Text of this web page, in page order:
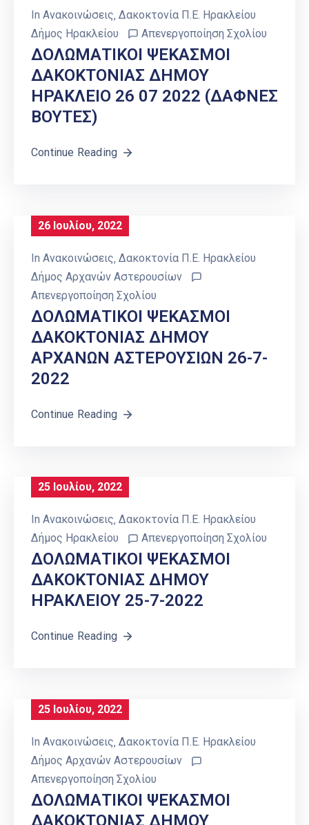
In Ανακοινώσεις Δακοκτονία Π.Ε. Ηρακλείου
Δήμος Ηρακλείου
Απενεργοποίηση Σχολίου
ΔΟΛΩΜΑΤΙΚΟΙ ΨΕΚΑΣΜΟΙ
ΔΑΚΟΚΤΟΝΙΑΣ ΔΗΜΟΥ
ΗΡΑΚΛΕΙΟ 26 07 2022 (ΔΑΦΝΕΣ
ΒΟΥΤΕΣ)
Continue Reading
26 Ιουλίου, 2022
In Ανακοινώσεις Δακοκτονία Π.Ε. Ηρακλείου
Δήμος Αρχανών Αστερουσίων
Απενεργοποίηση Σχολίου
ΔΟΛΩΜΑΤΙΚΟΙ ΨΕΚΑΣΜΟΙ
ΔΑΚΟΚΤΟΝΙΑΣ ΔΗΜΟΥ
ΑΡΧΑΝΩΝ ΑΣΤΕΡΟΥΣΙΩΝ 26-7-
2022
Continue Reading
25 Ιουλίου, 2022
In Ανακοινώσεις‚ Δακοκτονία Π.Ε. Ηρακλείου
Δήμος Ηρακλείου
Απενεργοποίηση Σχολίου
ΔΟΛΩΜΑΤΙΚΟΙ ΨΕΚΑΣΜΟΙ
ΔΑΚΟΚΤΟΝΙΑΣ ΔΗΜΟΥ
ΗΡΑΚΛΕΙΟΥ 25-7-2022
Continue Reading
25 Ιουλίου, 2022
In Ανακοινώσεις‚ Δακοκτονία Π.Ε. Ηρακλείου
Δήμος Αρχανών Αστερουσίων
Απενεργοποίηση Σχολίου
ΔΟΛΩΜΑΤΙΚΟΙ ΨΕΚΑΣΜΟΙ
ΔΑΚΟΚΤΟΝΙΑΣ ΔΗΜΟΥ